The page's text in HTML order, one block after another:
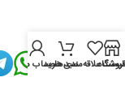
فروشگاه
لیست علاقه‌مندی‌ها
سبد خریدحساب من